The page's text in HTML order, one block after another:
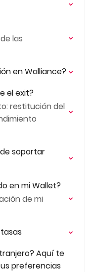
las
en Walliance?
el exit?
restitución del
soportar
en mi Wallet?
de mi
Aquí te
preferencias